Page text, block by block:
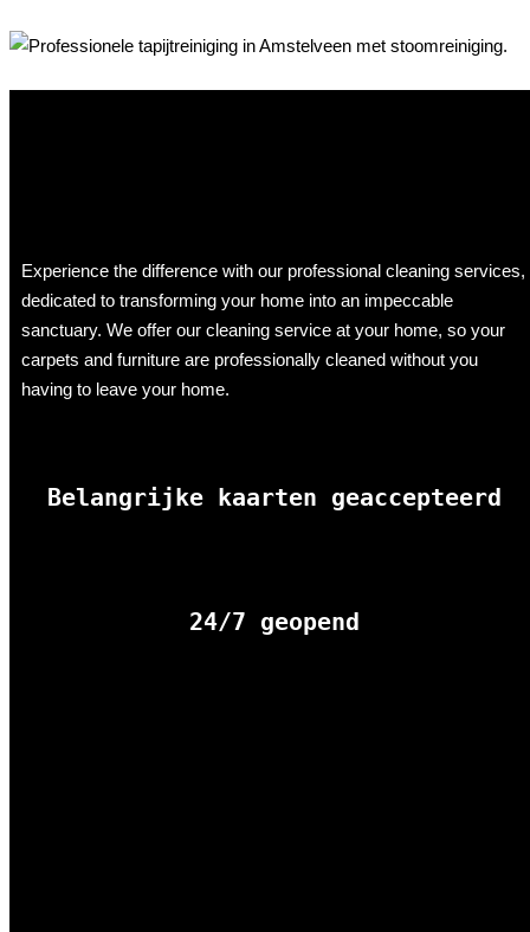
Experience the difference with our professional cleaning services,
dedicated to transforming your home into an impeccable
sanctuary. We offer our cleaning service at your home, so your
carpets and furniture are professionally cleaned without you
having to leave your home.
Belangrijke kaarten geaccepteerd
24/7 geopend